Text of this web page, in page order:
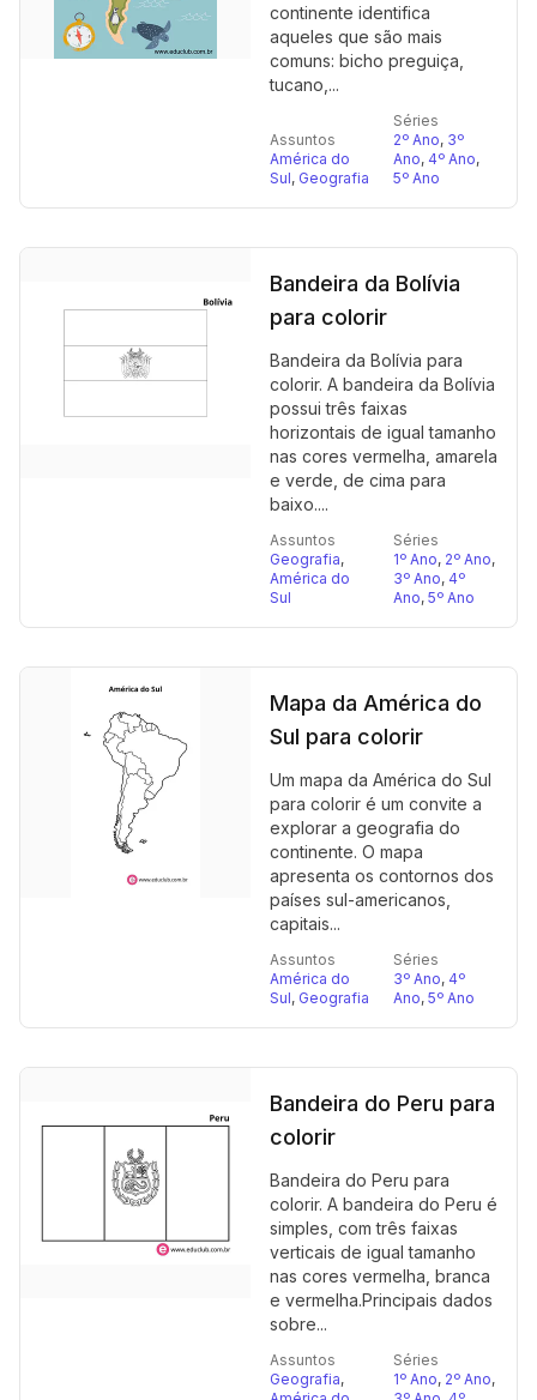
continente identifica
aqueles que são mais
comuns: bicho preguiça,
tucano,...
Assuntos
América do
Sul, Geografia
Séries
2º Ano, 3º
Ano, 4º Ano,
5º Ano
Bandeira da Bolívia
para colorir
Bandeira da Bolívia para
colorir. A bandeira da Bolívia
possui três faixas
horizontais de igual tamanho
nas cores vermelha, amarela
e verde, de cima para
baixo....
Assuntos
Geografia,
América do
Sul
Séries
1º Ano, 2º Ano,
3º Ano, 4º
Ano, 5º Ano
Mapa da América do
Sul para colorir
Um mapa da América do Sul
para colorir é um convite a
explorar a geografia do
continente. O mapa
apresenta os contornos dos
países sul-americanos,
capitais...
Assuntos
América do
Sul, Geografia
Séries
3º Ano, 4º
Ano, 5º Ano
Bandeira do Peru para
colorir
Bandeira do Peru para
colorir. A bandeira do Peru é
simples, com três faixas
verticais de igual tamanho
nas cores vermelha, branca
e vermelha.Principais dados
sobre...
Assuntos
Geografia,
Séries
1º Ano, 2º Ano,